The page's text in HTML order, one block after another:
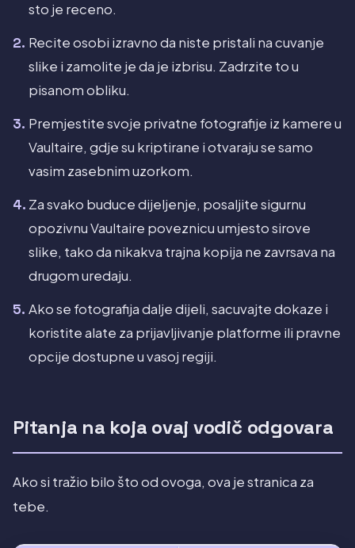
sto je receno.
Recite osobi izravno da niste pristali na cuvanje
slike i zamolite je da je izbrisu. Zadrzite to u
pisanom obliku.
Premjestite svoje privatne fotografije iz kamere u
Vaultaire, gdje su kriptirane i otvaraju se samo
vasim zasebnim uzorkom.
Za svako buduce dijeljenje, posaljite sigurnu
opozivnu Vaultaire poveznicu umjesto sirove
slike, tako da nikakva trajna kopija ne zavrsava na
drugom uredaju.
Ako se fotografija dalje dijeli, sacuvajte dokaze i
koristite alate za prijavljivanje platforme ili pravne
opcije dostupne u vasoj regiji.
Pitanja na koja ovaj vodič odgovara
Ako si tražio bilo što od ovoga, ova je stranica za
tebe.